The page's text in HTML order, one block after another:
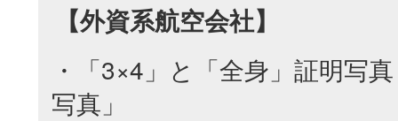
【外資系航空会社】
・「3×4」と「全身」証明写
写真」